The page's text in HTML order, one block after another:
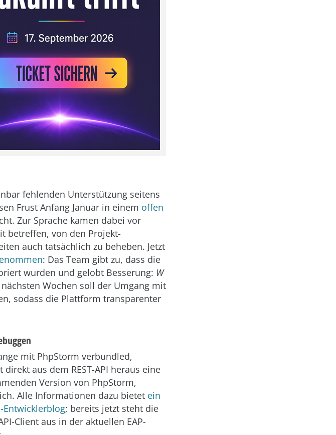
fehlenden Unterstützung seitens
Frust Anfang Januar in einem offen
Zur Sprache kamen dabei vor
betreffen, von den Projekt-
auch tatsächlich zu beheben. Jetzt
: Das Team gibt zu, dass die
wurden und gelobt Besserung: W
Wochen soll der Umgang mit
sodass die Plattform transparenter
mit PhpStorm verbundled,
aus dem REST-API heraus eine
Version von PhpStorm,
Alle Informationen dazu bietet ein
Entwicklerblog; bereits jetzt steht die
Client aus in der aktuellen EAP-